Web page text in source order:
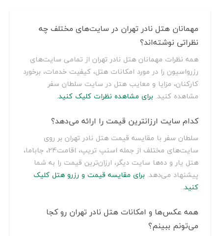
مهمانان هتل نادر تهران در سایت‌های مختلف چه
نظراتی نوشته‌اند؟
همه نظرات مهمانان هتل نادر تهران از تمامی سایت‌های
رزرواسیون را در مورد امکانات هتل، کیفیت خدمات، برخورد
کارکنان، مزایا و معایب هتل در سایت سلطان سفر
مشاهده کنید. برای مشاهده نظرات کلیک کنید.
کدام سایت ارزانترین قیمت را ارائه می‌دهد؟
سلطان سفر با مقایسه قیمت هتل نادر تهران بر روی
سایت‌های مختلف از جمله اسنپ تریپ، اقامت24، جاباما،
هتل یار و ده‌ها سایت دیگر، ارزان‌ترین قیمت را به شما
پیشنهاد می‌دهد. برای مقایسه قیمت و رزرو هتل کلیک
کنید.
همه عکس‌ها و امکانات هتل نادر تهران رو کجا
می‌تونم ببینم؟